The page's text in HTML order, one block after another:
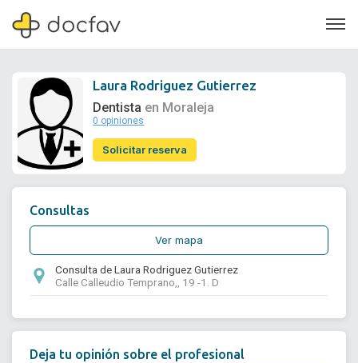
Soporte
Laura Rodriguez Gutierrez
Dentista en Moraleja
0 opiniones
Solicitar reserva
Consultas
Ver mapa
Consulta de Laura Rodriguez Gutierrez
Calle Calleudio Temprano,, 19 -1. D
Deja tu opinión sobre el profesional